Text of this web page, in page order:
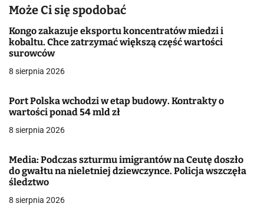
a
c
j
a
w
p
s
u
Może Ci się spodobać
Kongo zakazuje eksportu koncentratów miedzi i
kobaltu. Chce zatrzymać większą część wartości
surowców
8 sierpnia 2026
Port Polska wchodzi w etap budowy. Kontrakty o
wartości ponad 54 mld zł
8 sierpnia 2026
Media: Podczas szturmu imigrantów na Ceutę doszło
do gwałtu na nieletniej dziewczynce. Policja wszczęła
śledztwo
8 sierpnia 2026